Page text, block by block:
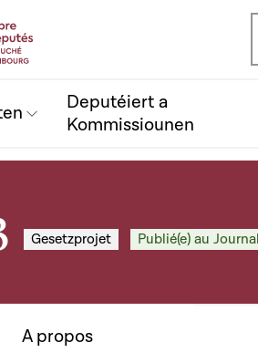
Deputéiert a
Kommissiounen
Gesetzprojet Publié(e) au
A propos